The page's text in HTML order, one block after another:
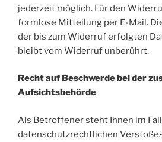
jederzeit möglich. Für den
formlose Mitteilung per E-Mail.
der bis zum Widerruf erfolgten
bleibt vom Widerruf unberührt.
Recht auf Beschwerde bei der
Aufsichtsbehörde
Als Betroffener steht Ihnen im
datenschutzrechtlichen